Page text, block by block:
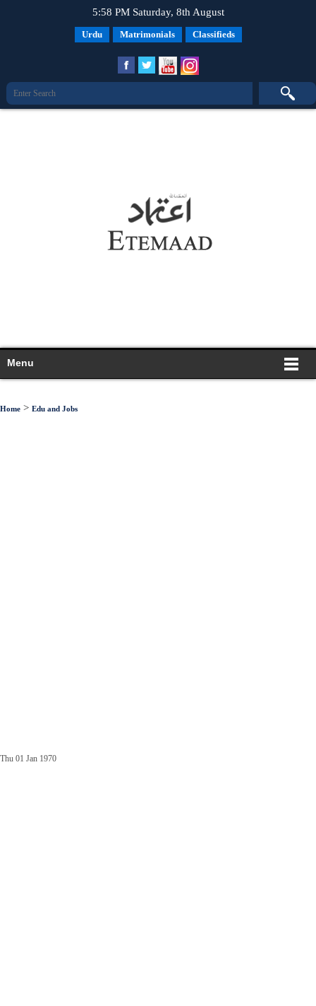
5:58 PM Saturday, 8th August
Urdu Matrimonials Classifieds
Menu
Home > Edu and Jobs
Thu 01 Jan 1970